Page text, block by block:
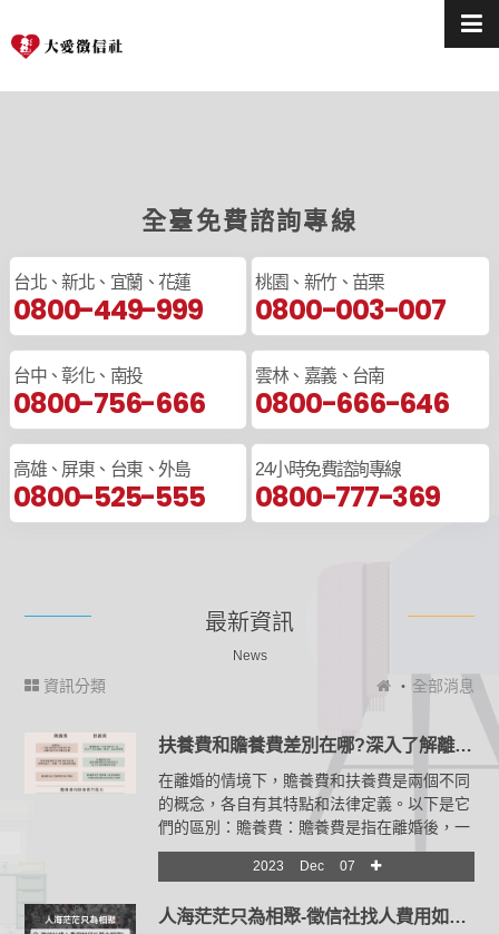
全臺免費諮詢專線
台北、新北、宜蘭、花蓮
0800-449-999
桃園、新竹、苗栗
0800-003-007
台中、彰化、南投
0800-756-666
雲林、嘉義、台南
0800-666-646
高雄、屏東、台東、外島
0800-525-555
24小時免費諮詢專線
0800-777-369
最新資訊
News
全部消息
資訊分類
扶養費和贍養費差別在哪?深入了解離婚權益
在離婚的情境下，贍養費和扶養費是兩個不同
的概念，各自有其特點和法律定義。以下是它
們的區別：贍養費：贍養費是指在離婚後，一
方提供給對方的經濟支援，以維持其生活水準
的金額。這通常是由較為經濟實力較強的一方
常與離婚雙方的經濟狀況有關，考慮到收入、
2023 Dec 07
人海茫茫只為相聚-徵信社找人費用如何計算大解密!